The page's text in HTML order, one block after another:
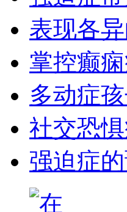
表现各
掌控癫
多动症
社交恐
强迫症